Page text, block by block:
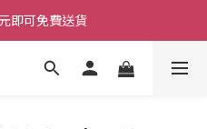
即可免費送貨